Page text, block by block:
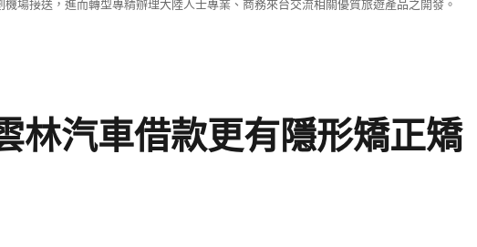
場接送，進而轉型專精辦理大陸人士專業、商務來台交流相關優質旅遊產品之開發。
林汽車借款更有隱形矯正矯